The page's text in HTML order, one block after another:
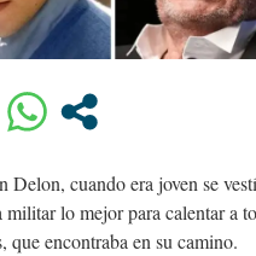
Delon, cuando era joven se
militar lo mejor para calentar a
que encontraba en su camino.